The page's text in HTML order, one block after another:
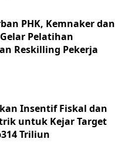
PHK, Kemnaker dan
Pelatihan
Reskilling Pekerja
Insentif Fiskal dan
untuk Kejar Target
Triliun